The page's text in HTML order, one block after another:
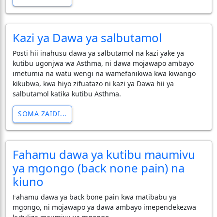
Kazi ya Dawa ya salbutamol
Posti hii inahusu dawa ya salbutamol na kazi yake ya
kutibu ugonjwa wa Asthma, ni dawa mojawapo ambayo
imetumia na watu wengi na wamefanikiwa kwa kiwango
kikubwa, kwa hiyo zifuatazo ni kazi ya Dawa hii ya
salbutamol katika kutibu Asthma.
SOMA ZAIDI...
Fahamu dawa ya kutibu maumivu
ya mgongo (back none pain) na
kiuno
Fahamu dawa ya back bone pain kwa matibabu ya
mgongo, ni mojawapo ya dawa ambayo imependekezwa